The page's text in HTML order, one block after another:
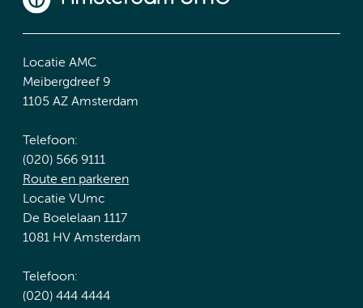
Locatie AMC
Meibergdreef 9
1105 AZ Amsterdam
Telefoon:
(020) 566 9111
Route en parkeren
Locatie VUmc
De Boelelaan 1117
1081 HV Amsterdam
Telefoon:
(020) 444 4444